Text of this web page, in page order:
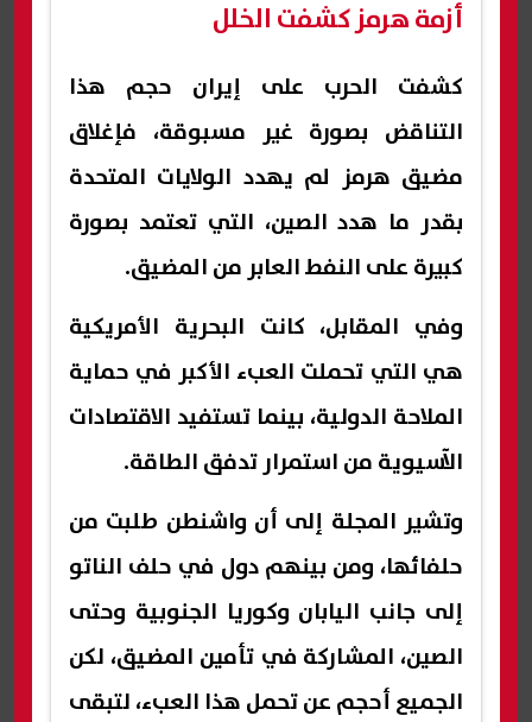
أزمة هرمز كشفت الخلل
كشفت الحرب على إيران حجم هذا
التناقض بصورة غير مسبوقة، فإغلاق
مضيق هرمز لم يهدد الولايات المتحدة
بقدر ما هدد الصين، التي تعتمد بصورة
كبيرة على النفط العابر من المضيق.
وفي المقابل، كانت البحرية الأمريكية
هي التي تحملت العبء الأكبر في حماية
الملاحة الدولية، بينما تستفيد الاقتصادات
الآسيوية من استمرار تدفق الطاقة.
وتشير المجلة إلى أن واشنطن طلبت من
حلفائها، ومن بينهم دول في حلف الناتو
إلى جانب اليابان وكوريا الجنوبية وحتى
الصين، المشاركة في تأمين المضيق، لكن
الجميع أحجم عن تحمل هذا العبء، لتبقى